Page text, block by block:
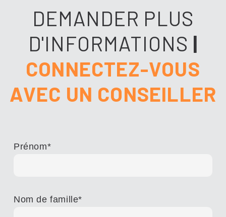
DEMANDER PLUS
D'INFORMATIONS |
CONNECTEZ-VOUS
AVEC UN CONSEILLER
Prénom*
Nom de famille*